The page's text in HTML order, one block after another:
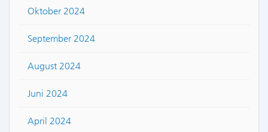
Oktober 2024
September 2024
August 2024
Juni 2024
April 2024